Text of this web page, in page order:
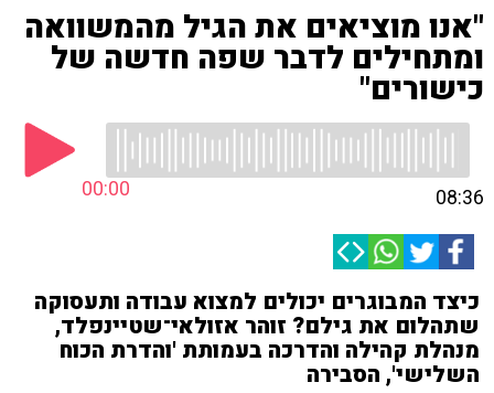
"אנו מוציאים את הגיל מהמשוואה
ומתחילים לדבר שפה חדשה של
כישורים"
00:00 08:36
כיצד המבוגרים יכולים למצוא עבודה ותעסוקה
שתהלום את גילם? זוהר אזולאי־שטיינפלד,
מנהלת קהילה והדרכה בעמותת 'והדרת הכוח
השלישי', הסבירה